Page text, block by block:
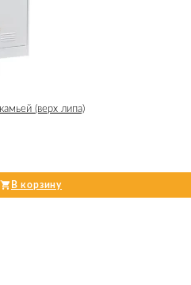
(верх липа)
В корзину